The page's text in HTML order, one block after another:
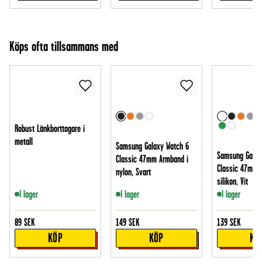
Köps ofta tillsammans med
Robust Länkborttagare i
metall
I lager
89 SEK
KÖP
Samsung Galaxy Watch 6
Classic 47mm Armband i
nylon, Svart
I lager
149 SEK
KÖP
Samsung
Classic 47mm
silikon, Vit
I lager
139 SEK